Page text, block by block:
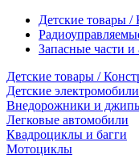
Детские товары /
Запасные части и
Детские товары /
Детские электромобили
Внедорожники и
Легковые автомобили
Квадроциклы и багги
Мотоциклы